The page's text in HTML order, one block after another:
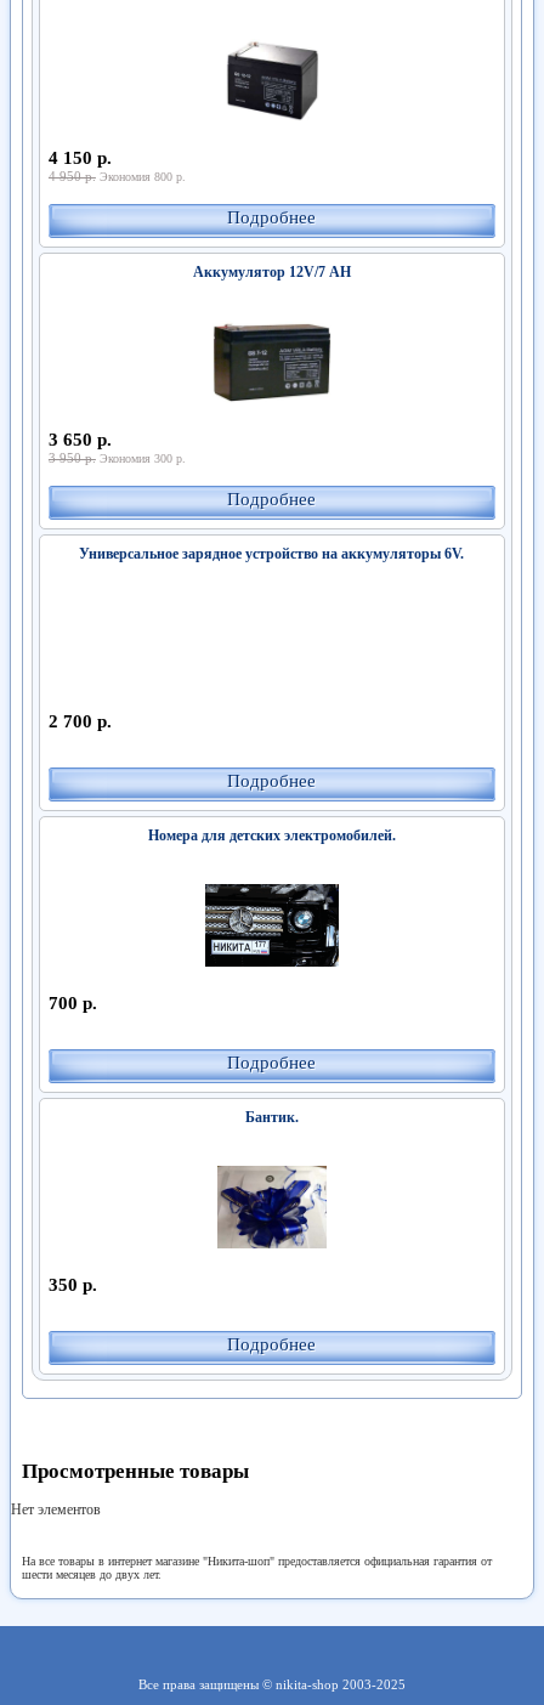
4 150 р.
4 950 р.Экономия 800 р.
Подробнее
Аккумулятор 12V/7 АН
3 650 р.
3 950 р.Экономия 300 р.
Подробнее
Универсальное зарядное устройство на аккумуляторы 6V.
2 700 р.
Подробнее
Номера для детских электромобилей.
700 р.
Подробнее
Бантик.
350 р.
Подробнее
Просмотренные товары
Нет элементов
На все товары в интернет магазине "Никита-шоп" предоставляется официальная гарантия от
шести месяцев до двух лет.
Все права защищены © nikita-shop 2003-2025